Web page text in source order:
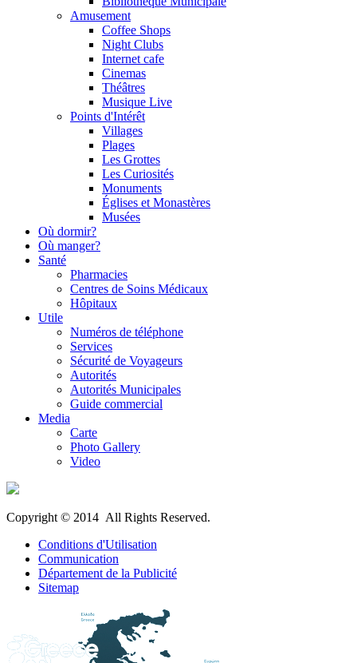
Αmusement
Coffee Shops
Night Clubs
Internet cafe
Cinemas
Théâtres
Musique Live
Points d'Intérêt
Villages
Plages
Les Grottes
Les Curiosités
Monuments
Églises et Monastères
Musées
Où dormir?
Où manger?
Santé
Pharmacies
Centres de Soins Médicaux
Hôpitaux
Utile
Numéros de téléphone
Services
Sécurité de Voyageurs
Autorités
Autorités Municipales
Guide commercial
Media
Carte
Photo Gallery
Video
Copyright © 2014 All Rights Reserved.
Conditions d'Utilisation
Communication
Département de la Publicité
Sitemap